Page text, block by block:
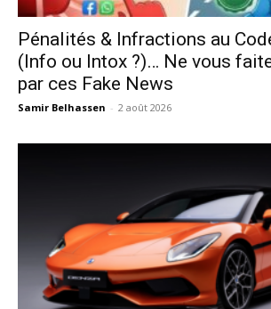
Pénalités & Infractions au
(Info ou Intox ?)… Ne vous
par ces Fake News
Samir Belhassen - 2 août 2026